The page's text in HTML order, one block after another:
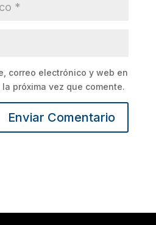
correo electrónico y web en
próxima vez que comente.